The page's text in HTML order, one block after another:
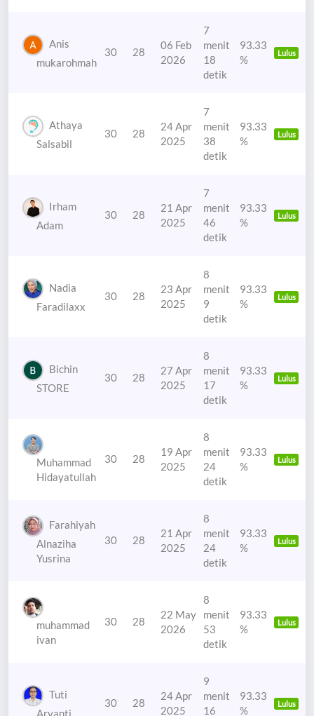
Anis
mukarohmah
30 28
06 Feb
2026
7
menit
18
detik
93.33
%
Lulus
Athaya
Salsabil
30 28
24 Apr
2025
7
menit
38
detik
93.33
%
Lulus
Irham
Adam
30 28
21 Apr
2025
7
menit
46
detik
93.33
%
Lulus
Nadia
Faradilaxx
30 28
23 Apr
2025
8
menit
9
detik
93.33
%
Lulus
Bichin
STORE
30 28
27 Apr
2025
8
menit
17
detik
93.33
%
Lulus
Muhammad
Hidayatullah
30 28
19 Apr
2025
8
menit
24
detik
93.33
%
Lulus
Farahiyah
Alnaziha
Yusrina
30 28
21 Apr
2025
8
menit
24
detik
93.33
%
Lulus
muhammad
ivan
30 28
22 May
2026
8
menit
53
detik
93.33
%
Lulus
Tuti
Aryanti
30 28
24 Apr
2025
9
menit
16
93.33
%
Lulus